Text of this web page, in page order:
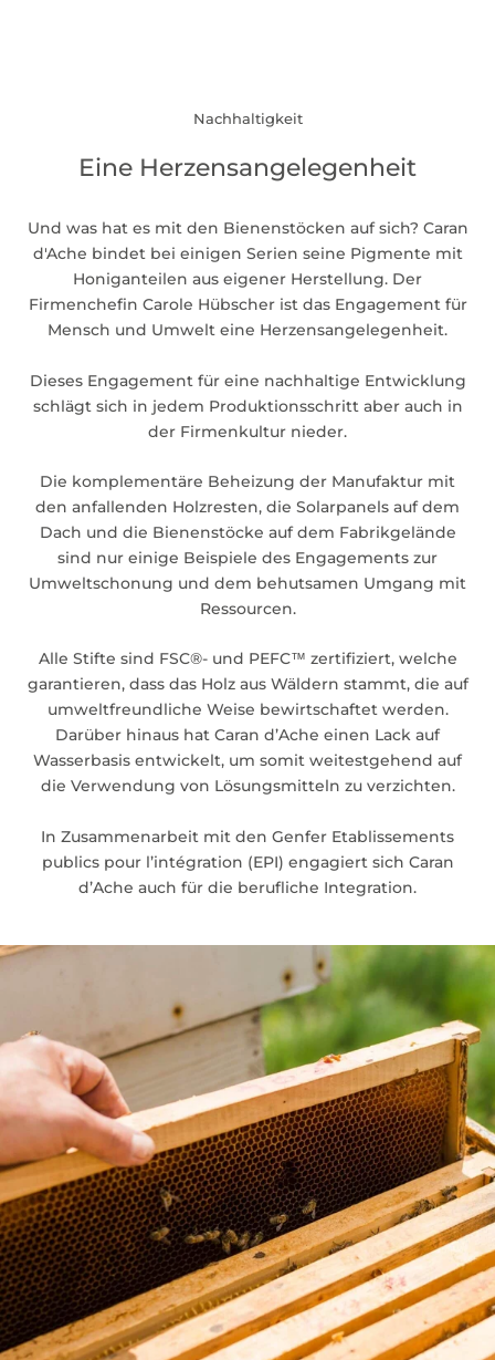
Nachhaltigkeit
Eine Herzensangelegenheit
Und was hat es mit den Bienenstöcken auf sich? Caran
d'Ache bindet bei einigen Serien seine Pigmente mit
Honiganteilen aus eigener Herstellung. Der
Firmenchefin Carole Hübscher ist das Engagement für
Mensch und Umwelt eine Herzensangelegenheit.
Dieses Engagement für eine nachhaltige Entwicklung
schlägt sich in jedem Produktionsschritt aber auch in
der Firmenkultur nieder.
Die komplementäre Beheizung der Manufaktur mit
den anfallenden Holzresten, die Solarpanels auf dem
Dach und die Bienenstöcke auf dem Fabrikgelände
sind nur einige Beispiele des Engagements zur
Umweltschonung und dem behutsamen Umgang mit
Ressourcen.
Alle Stifte sind FSC®- und PEFC™ zertifiziert, welche
garantieren, dass das Holz aus Wäldern stammt, die auf
umweltfreundliche Weise bewirtschaftet werden.
Darüber hinaus hat Caran d’Ache einen Lack auf
Wasserbasis entwickelt, um somit weitestgehend auf
die Verwendung von Lösungsmitteln zu verzichten.
In Zusammenarbeit mit den Genfer Etablissements
publics pour l’intégration (EPI) engagiert sich Caran
d’Ache auch für die berufliche Integration.